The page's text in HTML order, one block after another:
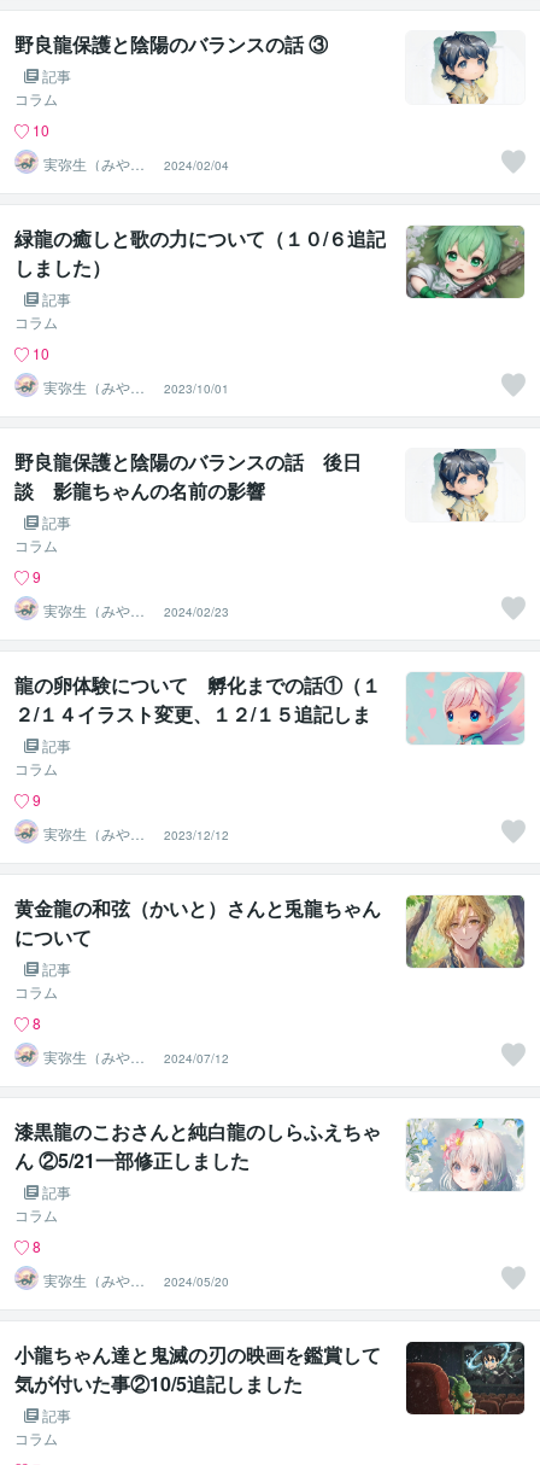
野良龍保護と陰陽のバランスの話 ③
記事
コラム
10
実弥生（みや
の）
2024/02/04
緑龍の癒しと歌の力について（１０/６追記
しました）
記事
コラム
10
実弥生（みや
の）
2023/10/01
野良龍保護と陰陽のバランスの話 後日
談 影龍ちゃんの名前の影響
記事
コラム
9
実弥生（みや
の）
2024/02/23
龍の卵体験について 孵化までの話①（１
２/１４イラスト変更、１２/１５追記しま
した＾＾））
記事
コラム
9
実弥生（みや
の）
2023/12/12
黄金龍の和弦（かいと）さんと兎龍ちゃん
について
記事
コラム
8
実弥生（みや
の）
2024/07/12
漆黒龍のこおさんと純白龍のしらふえちゃ
ん ②5/21一部修正しました
記事
コラム
8
実弥生（みや
の）
2024/05/20
小龍ちゃん達と鬼滅の刃の映画を鑑賞して
気が付いた事②10/5追記しました
記事
コラム